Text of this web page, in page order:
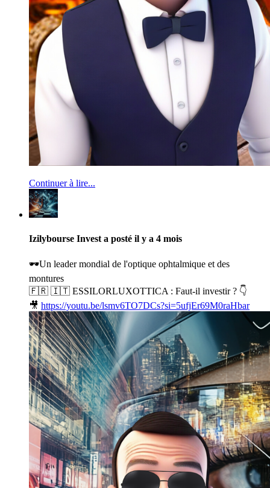
Continuer à lire...
Izilybourse Invest a posté il y a 4 mois
🕶️Un leader mondial de l'optique ophtalmique et des
montures
🇫🇷 🇮🇹 ESSILORLUXOTTICA : Faut-il investir ? 👇
🎥 https://youtu.be/lsmv6TO7DCs?si=5ufjEr69M0raHbar